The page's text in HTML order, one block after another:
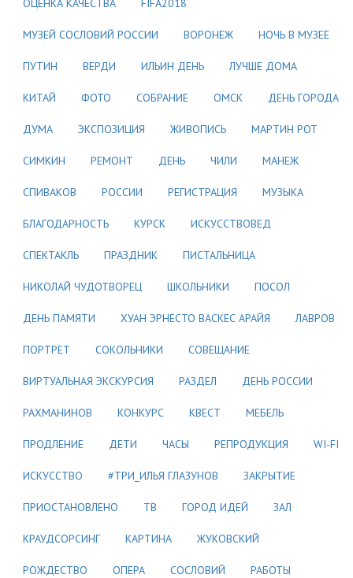
ОЦЕНКА КАЧЕСТВА FIFA2018
МУЗЕЙ СОСЛОВИЙ РОССИИ ВОРОНЕЖ НОЧЬ В МУЗЕЕ
ПУТИН ВЕРДИ ИЛЬИН ДЕНЬ ЛУЧШЕ ДОМА
КИТАЙ ФОТО СОБРАНИЕ ОМСК ДЕНЬ ГОРОДА
ДУМА ЭКСПОЗИЦИЯ ЖИВОПИСЬ МАРТИН РОТ
СИМКИН РЕМОНТ ДЕНЬ ЧИЛИ МАНЕЖ
СПИВАКОВ РОССИИ РЕГИСТРАЦИЯ МУЗЫКА
БЛАГОДАРНОСТЬ КУРСК ИСКУССТВОВЕД
СПЕКТАКЛЬ ПРАЗДНИК ПИСТАЛЬНИЦА
НИКОЛАЙ ЧУДОТВОРЕЦ ШКОЛЬНИКИ ПОСОЛ
ДЕНЬ ПАМЯТИ ХУАН ЭРНЕСТО ВАСКЕС АРАЙЯ ЛАВРОВ
ПОРТРЕТ СОКОЛЬНИКИ СОВЕЩАНИЕ
ВИРТУАЛЬНАЯ ЭКСКУРСИЯ РАЗДЕЛ ДЕНЬ РОССИИ
РАХМАНИНОВ КОНКУРС КВЕСТ МЕБЕЛЬ
ПРОДЛЕНИЕ ДЕТИ ЧАСЫ РЕПРОДУКЦИЯ WI-FI
ИСКУССТВО #ТРИ_ИЛЬЯ ГЛАЗУНОВ ЗАКРЫТИЕ
ПРИОСТАНОВЛЕНО ТВ ГОРОД ИДЕЙ ЗАЛ
КРАУДСОРСИНГ КАРТИНА ЖУКОВСКИЙ
РОЖДЕСТВО ОПЕРА СОСЛОВИЙ РАБОТЫ